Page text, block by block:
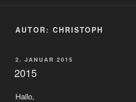
AUTOR: CHRISTOPH
VERÖFFENTLICHT
AM
2. JANUAR 2015
2015
Hallo,